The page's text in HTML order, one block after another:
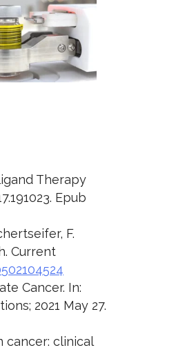
Therapy
Epub
F.
Current
Cancer. In:
2021 May 27.
cancer: clinical